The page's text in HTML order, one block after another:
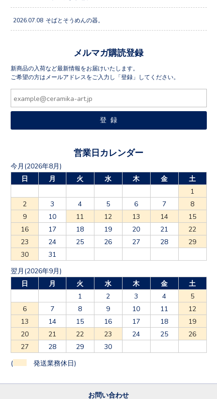
2026.07.08 そばとそうめんの器。
メルマガ購読登録
新商品の入荷など最新情報をお届けいたします。
ご希望の方はメールアドレスをご入力し「登録」してください。
営業日カレンダー
今月(2026年8月)
日
月 火 水 木 金
土
1
2
3 4 5 6 7
8
9
10 11 12 13 14
15
16
17 18 19 20 21
22
23
24 25 26 27 28
29
30
31
翌月(2026年9月)
日
月 火 水 木 金
土
1
2 3 4
5
6
7 8 9 10 11
12
13
14 15 16 17 18
19
20
21 22 23 24 25
26
27
28 29 30
( 発送業務休日)
お問い合わせ